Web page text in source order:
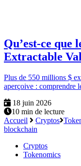
Qu’est-ce
Extractable
Plus de 550 millions $
aperçoive : comprendre
18 juin 2026
10 min de lecture
Accueil
Cryptos
blockchain
Cryptos
Tokenomics